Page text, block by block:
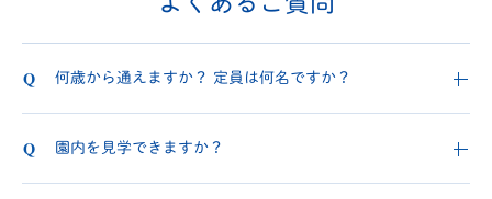
何歳から通えますか？ 定員は何名ですか？
園内を見学できますか？